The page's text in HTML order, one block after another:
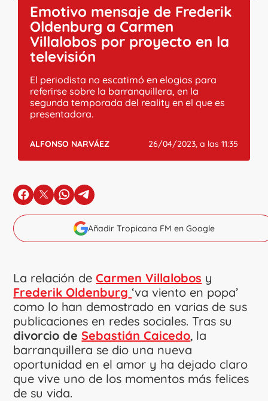
Emotivo mensaje de Frederik
Oldenburg a Carmen
Villalobos por proyecto en la
televisión
El periodista no escatimó en elogios para
referirse sobre la barranquillera, en la
segunda temporada del reality en el que es
presentadora.
ALFONSO NARVÁEZ 26/04/2023, a las 11:35
en Facebook
en Xen Whatsapp
en Telegram
Añadir Tropicana FM en Google
La relación deCarmen Villalobos y
Frederik Oldenburg ‘va viento en popa’
como lo han demostrado en varias de sus
publicaciones en redes sociales. Tras su
divorcio deSebastián Caicedo, la
barranquillera se dio una nueva
oportunidad en el amor y ha dejado claro
que vive uno de los momentos más felices
de su vida.